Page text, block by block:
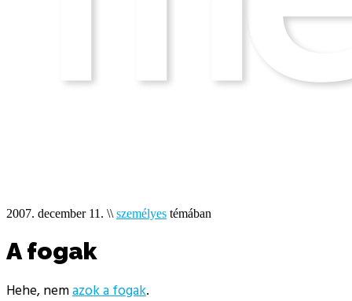
2007. december 11. \\ személyes témában
A fogak
Hehe, nemazok a fogak.